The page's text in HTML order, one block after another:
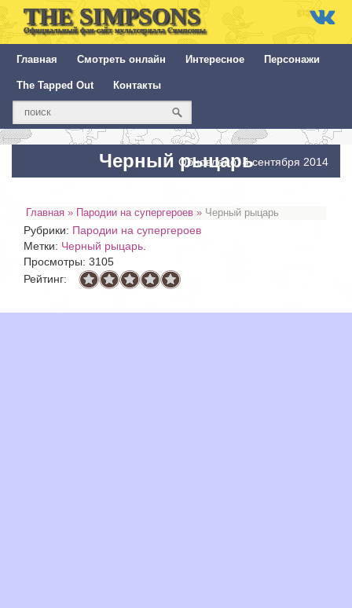
THE SIMPSONS
Официальный фан-сайт мультсериала Симпсоны
Главная Смотреть онлайн Интересное Персонажи
The Tapped Out Контакты
Черный рыцарьОбновлено: 4 сентября 2014
Главная » Пародии на супергероев » Черный рыцарь
Рубрики: Пародии на супергероев
Метки: Черный рыцарь
Просмотры: 3105
Рейтинг: